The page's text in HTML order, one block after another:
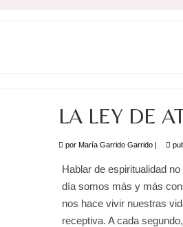
LA LEY DE
por María Garrido Garrido|
Hablar de espiritualidad
día somos más y más
nos hace vivir nuestras
receptiva. A cada